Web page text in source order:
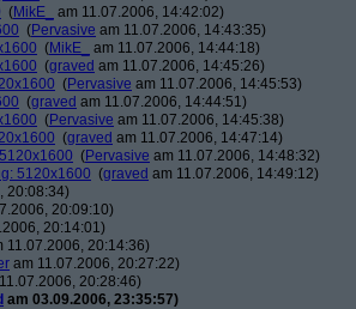
(MikE_
am 11.07.2006, 14:42:02)
(Pervasive am 11.07.2006, 14:43:35)
(MikE_
am 11.07.2006, 14:44:18)
(graved am 11.07.2006, 14:45:26)
(Pervasive am 11.07.2006, 14:45:53)
(graved am 11.07.2006, 14:44:51)
(Pervasive am 11.07.2006, 14:45:38)
(graved am 11.07.2006, 14:47:14)
(Pervasive am 11.07.2006, 14:48:32)
5120x1600 (graved am 11.07.2006, 14:49:12)
20:08:34)
20:09:10)
20:14:01)
11.07.2006, 20:14:36)
am 11.07.2006, 20:27:22)
20:28:46)
am 03.09.2006, 23:35:57)